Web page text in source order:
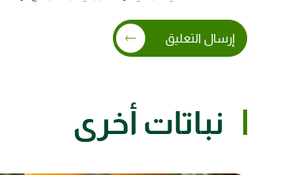
إرسال التعليق
نباتات أخرى